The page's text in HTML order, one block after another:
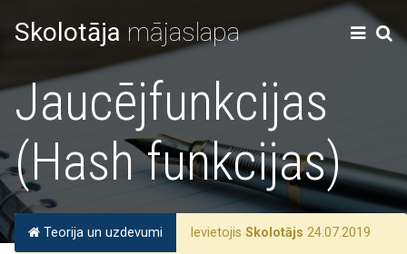
Skolotāja mājaslapa
Jaucējfunkcijas
(Hash funkcijas)
Teorija un uzdevumi Ievietojis Skolotājs 24.07.2019